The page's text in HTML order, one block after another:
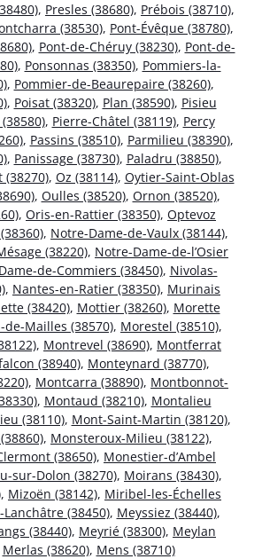
, Presles (38680), Prébois (38710),
(38530), Pont-Évêque (38780),
, Pont-de-Chéruy (38230), Pont-de-
, Ponsonnas (38350), Pommiers-la-
, Pommier-de-Beaurepaire (38260),
, Poisat (38320), Plan (38590), Pisieu
, Pierre-Châtel (38119), Percy
, Passins (38510), Parmilieu (38390),
, Panissage (38730), Paladru (38850),
(38270), Oz (38114), Oytier-Saint-Oblas
, Oulles (38520), Ornon (38520),
, Oris-en-Rattier (38350), Optevoz
, Notre-Dame-de-Vaulx (38144),
(38220), Notre-Dame-de-l’Osier
de-Commiers (38450), Nivolas-
, Nantes-en-Ratier (38350), Murinais
(38420), Mottier (38260), Morette
de-Mailles (38570), Morestel (38510),
, Montrevel (38690), Montferrat
(38940), Monteynard (38770),
, Montcarra (38890), Montbonnot-
, Montaud (38210), Montalieu
(38110), Mont-Saint-Martin (38120),
, Monsteroux-Milieu (38122),
(38650), Monestier-d’Ambel
sur-Dolon (38270), Moirans (38430),
, Mizoën (38142), Miribel-les-Échelles
(38450), Meyssiez (38440),
(38440), Meyrié (38300), Meylan
Merlas (38620), Mens (38710)